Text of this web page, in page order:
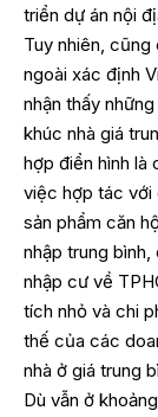
triển dự án nội
Tuy nhiên,
ngoài xác định
nhận thấy
khúc nhà giá
hợp điển hình là
việc hợp tác với
sản phẩm căn
nhập trung
nhập cư về
tích nhỏ và chi
thế của các
nhà ở giá trung
Dù vẫn ở